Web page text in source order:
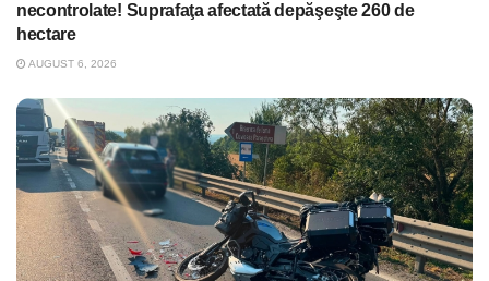
necontrolate! Suprafaţa afectată depăşeşte 260 de
hectare
AUGUST 6, 2026